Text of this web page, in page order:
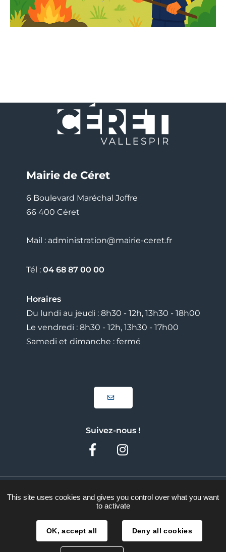
Mairie de Céret
6 Boulevard Maréchal Joffre
66 400 Céret
Mail : administration@mairie-ceret.fr
Tél : 04 68 87 00 00
Horaires
Du lundi au jeudi : 8h30 - 12h, 13h30 - 18h00
Le vendredi : 8h30 - 12h, 13h30 - 17h00
Samedi et dimanche : fermé
Suivez-nous !
Facebook
Mentions légales
Traitement des données
Accessibilité
This site uses cookies and gives you control over what you want
to activate
OK, accept all Deny all cookies